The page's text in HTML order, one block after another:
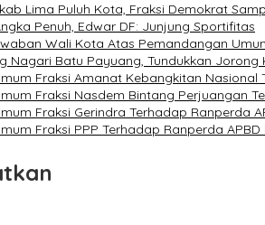
Lima Puluh Kota, Fraksi Demokrat
Penuh, Edwar DF: Junjung Sportifitas
Wali Kota Atas Pemandangan
Nagari Batu Payuang, Tundukkan
Fraksi Amanat Kebangkitan
Fraksi Nasdem Bintang Perjuangan
Fraksi Gerindra Terhadap Ranperda
Fraksi PPP Terhadap Ranperda